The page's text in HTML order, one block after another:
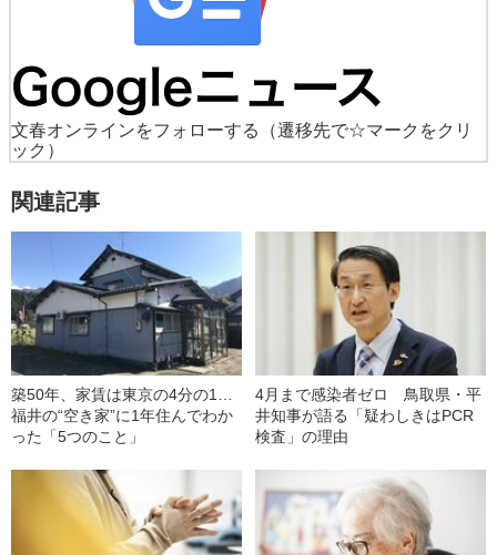
文春オンラインをフォローする
（遷移先で☆マークをクリ
ック）
関連記事
築50年、家賃は東京の4分の1…
福井の“空き家”に1年住んでわか
った「5つのこと」
4月まで感染者ゼロ 鳥取県・平
井知事が語る「疑わしきはPCR
検査」の理由